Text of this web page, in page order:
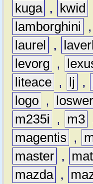
kuga , kwid
lamborghini
,
laurel
,
levorg
,
liteace , lj ,
logo ,
m235i
, m3
magentis
,
master ,
mazda ,